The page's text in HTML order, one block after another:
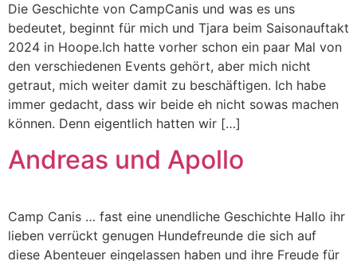
Die Geschichte von CampCanis und was es uns
bedeutet, beginnt für mich und Tjara beim Saisonauftakt
2024 in Hoope.Ich hatte vorher schon ein paar Mal von
den verschiedenen Events gehört, aber mich nicht
getraut, mich weiter damit zu beschäftigen. Ich habe
immer gedacht, dass wir beide eh nicht sowas machen
können. Denn eigentlich hatten wir […]
Andreas und Apollo
Camp Canis … fast eine unendliche Geschichte Hallo ihr
lieben verrückt genugen Hundefreunde die sich auf
diese Abenteuer eingelassen haben und ihre Freude für